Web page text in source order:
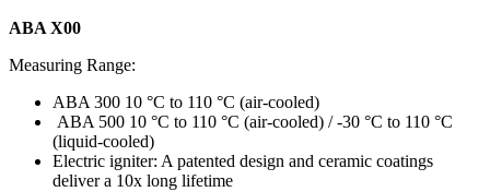
ABA X00
Measuring Range:
ABA 300 10 °C to 110 °C (air-cooled)
ABA 500 10 °C to 110 °C (air-cooled) / -30 °C to 110 °C
(liquid-cooled)
Electric igniter: A patented design and ceramic coatings
deliver a 10x long lifetime